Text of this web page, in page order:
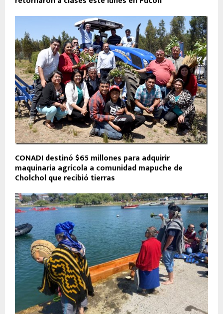
CONADI destinó $65 millones para adquirir
maquinaria agrícola a comunidad mapuche de
Cholchol que recibió tierras